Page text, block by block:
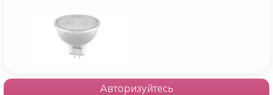
Авторизуйтесь